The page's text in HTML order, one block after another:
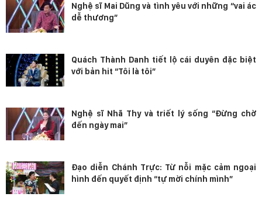
Nghệ sĩ Mai Dũng và tình yêu với những “vai ác
dễ thương”
Quách Thành Danh tiết lộ cái duyên đặc biệt
với bản hit “Tôi là tôi”
Nghệ sĩ Nhã Thy và triết lý sống “Đừng chờ
đến ngày mai”
Đạo diễn Chánh Trực: Từ nỗi mặc cảm ngoại
hình đến quyết định “tự mời chính mình”